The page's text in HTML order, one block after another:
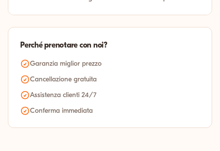
Perché prenotare con noi?
Garanzia miglior prezzo
Cancellazione gratuita
Assistenza clienti 24/7
Conferma immediata